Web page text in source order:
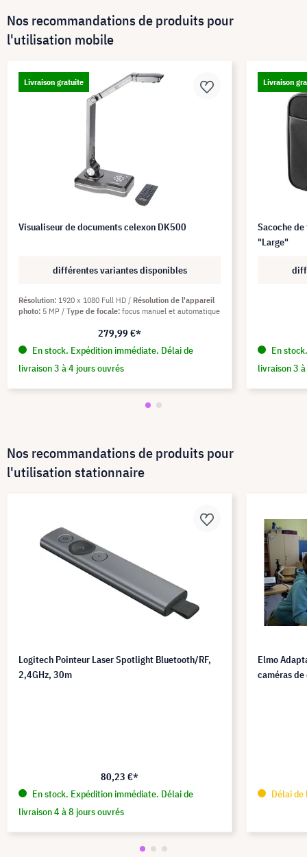
Nos recommandations de produits pour
l'utilisation mobile
Livraison gratuite
Visualiseur de documents celexon DK500
différentes variantes disponibles
Résolution 1920 x 1080 Full HD
Résolution de l'appareil
photo 5 MP Type de focale focus manuel et automatique
279,99 €*
En stock. Expédition immédiate. Délai de
livraison 3 à 4 jours ouvrés
Livraison
Sacoche
"Large"
En
livraison 3
Nos recommandations de produits pour
l'utilisation stationnaire
Logitech Pointeur Laser Spotlight Bluetooth/RF,
2,4GHz, 30m
80,23 €*
En stock. Expédition immédiate. Délai de
livraison 4 à 8 jours ouvrés
Elmo
caméras
Délai de